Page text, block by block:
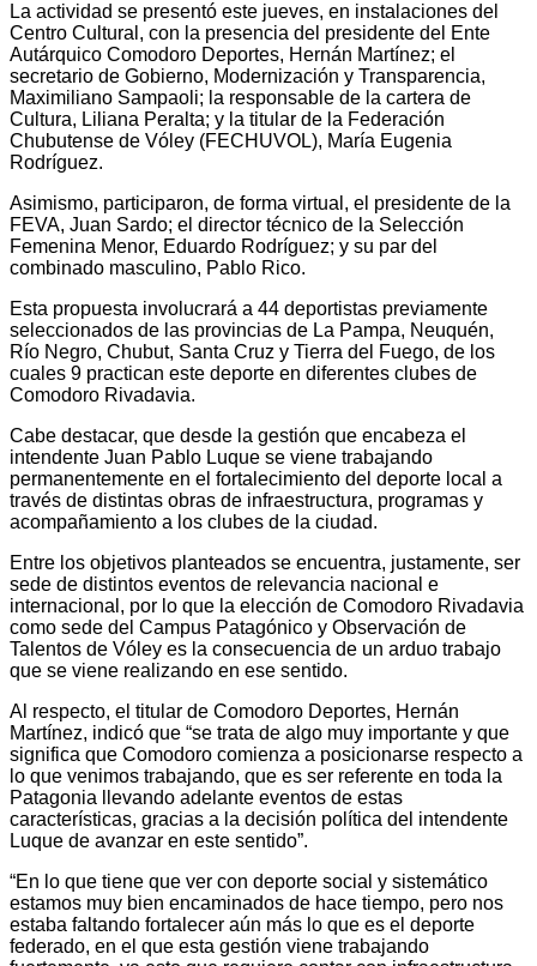
La actividad se presentó este jueves, en instalaciones del
Centro Cultural, con la presencia del presidente del Ente
Autárquico Comodoro Deportes, Hernán Martínez; el
secretario de Gobierno, Modernización y Transparencia,
Maximiliano Sampaoli; la responsable de la cartera de
Cultura, Liliana Peralta; y la titular de la Federación
Chubutense de Vóley (FECHUVOL), María Eugenia
Rodríguez.
Asimismo, participaron, de forma virtual, el presidente de la
FEVA, Juan Sardo; el director técnico de la Selección
Femenina Menor, Eduardo Rodríguez; y su par del
combinado masculino, Pablo Rico.
Esta propuesta involucrará a 44 deportistas previamente
seleccionados de las provincias de La Pampa, Neuquén,
Río Negro, Chubut, Santa Cruz y Tierra del Fuego, de los
cuales 9 practican este deporte en diferentes clubes de
Comodoro Rivadavia.
Cabe destacar, que desde la gestión que encabeza el
intendente Juan Pablo Luque se viene trabajando
permanentemente en el fortalecimiento del deporte local a
través de distintas obras de infraestructura, programas y
acompañamiento a los clubes de la ciudad.
Entre los objetivos planteados se encuentra, justamente, ser
sede de distintos eventos de relevancia nacional e
internacional, por lo que la elección de Comodoro Rivadavia
como sede del Campus Patagónico y Observación de
Talentos de Vóley es la consecuencia de un arduo trabajo
que se viene realizando en ese sentido.
Al respecto, el titular de Comodoro Deportes, Hernán
Martínez, indicó que “se trata de algo muy importante y que
significa que Comodoro comienza a posicionarse respecto a
lo que venimos trabajando, que es ser referente en toda la
Patagonia llevando adelante eventos de estas
características, gracias a la decisión política del intendente
Luque de avanzar en este sentido”.
“En lo que tiene que ver con deporte social y sistemático
estamos muy bien encaminados de hace tiempo, pero nos
estaba faltando fortalecer aún más lo que es el deporte
federado, en el que esta gestión viene trabajando